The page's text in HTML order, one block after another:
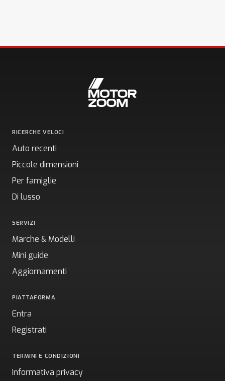
RICERCHE VELOCI
Auto recenti
Piccole dimensioni
Per famiglie
Di lusso
SERVIZI
Marche & Modelli
Mini guide
Aggiornamenti
PIATTAFORMA
Entra
Registrati
TERMINI E CONDIZIONI
Informativa privacy